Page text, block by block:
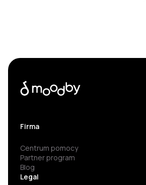
Firma
Centrum pomocy
Partner program
Blog
Legal